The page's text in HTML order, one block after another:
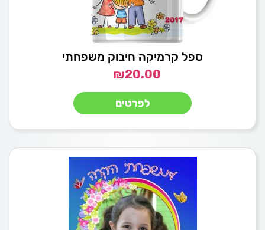
ספל קרמיקה חיבוק משפחתי
₪20.00
לפרטים